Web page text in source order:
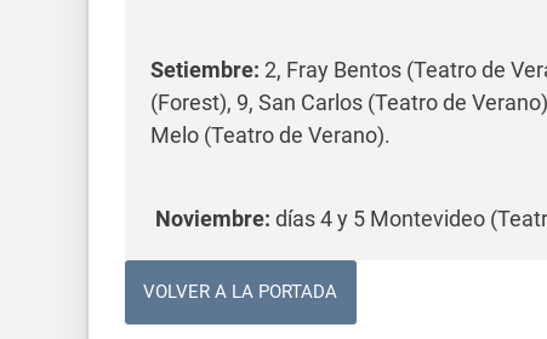
Setiembre: 2, Fray Bentos (Teatro de
(Forest), 9, San Carlos (Teatro de
Melo (Teatro de Verano).
Noviembre: días 4 y 5 Montevideo
VOLVER A LA PORTADA